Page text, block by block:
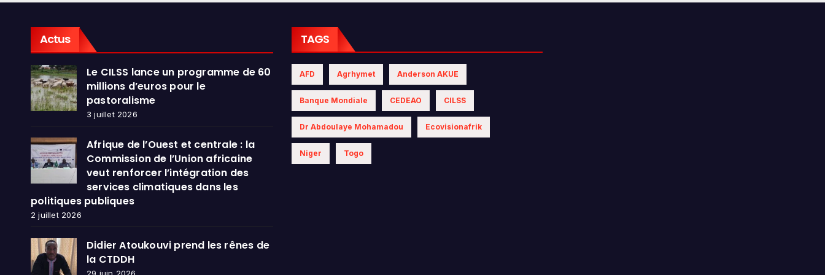
dans les politiques
Actus
Le CILSS lance un programme de 60
millions d’euros pour le
pastoralisme
3 juillet 2026
Afrique de l’Ouest et centrale : la
Commission de l’Union africaine
veut renforcer l’intégration des
services climatiques dans les
politiques publiques
2 juillet 2026
Didier Atoukouvi prend les rênes de
la CTDDH
29 juin 2026
TAGS
AFD Agrhymet Anderson AKUE
Banque Mondiale CEDEAO CILSS
Dr Abdoulaye Mohamadou Ecovisionafrik
Niger Togo